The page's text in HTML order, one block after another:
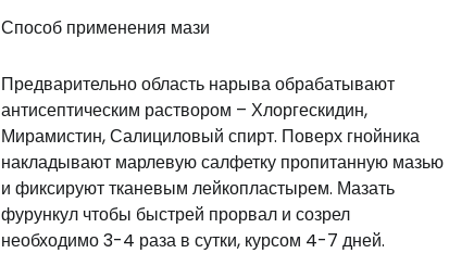
Способ применения мази
Предварительно область нарыва обрабатывают
антисептическим раствором – Хлоргескидин,
Мирамистин, Салициловый спирт. Поверх гнойника
накладывают марлевую салфетку пропитанную мазью
и фиксируют тканевым лейкопластырем. Мазать
фурункул чтобы быстрей прорвал и созрел
необходимо 3-4 раза в сутки, курсом 4-7 дней.